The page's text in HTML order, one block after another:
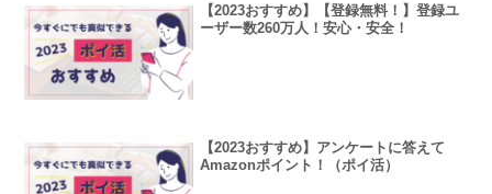
【2023おすすめ】【登録無料！】登録ユ
ーザー数260万人！安心・安全！
【2023おすすめ】アンケートに答えて
Amazonポイント！（ポイ活）